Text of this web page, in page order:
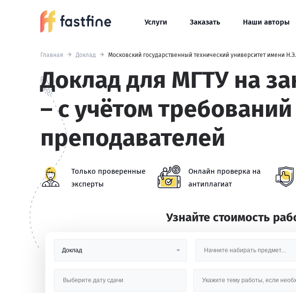
Услуги Заказать Наши авторы
Главная Доклад Московский государственный технический университет имени
Доклад для МГТУ на
– с учётом требований
преподавателей
Только проверенные
эксперты
Онлайн проверка на
антиплагиат
Узнайте стоимость